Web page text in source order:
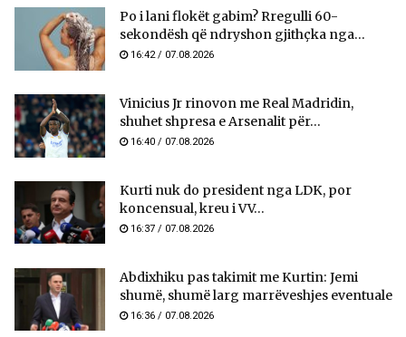
Po i lani flokët gabim? Rregulli 60-
sekondësh që ndryshon gjithçka nga...
16:42 / 07.08.2026
Vinicius Jr rinovon me Real Madridin,
shuhet shpresa e Arsenalit për...
16:40 / 07.08.2026
Kurti nuk do president nga LDK, por
koncensual, kreu i VV...
16:37 / 07.08.2026
Abdixhiku pas takimit me Kurtin: Jemi
shumë, shumë larg marrëveshjes eventuale
16:36 / 07.08.2026